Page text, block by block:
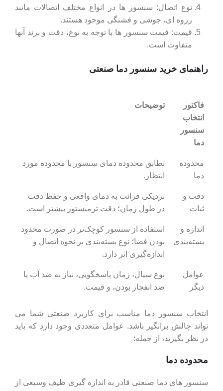
نوع اتصال: سنسور ها در انواع مختلف اتصالات مانند
رزوه ‌ای، جوشی و فشنگی موجود هستند.
قیمت: قیمت سنسور ها با توجه به نوع، دقت و برند آنها
متفاوت است.
راهنمای خرید سنسور دما صنعتی
فاکتور
انتخاب
سنسور
دما
توضیحات
محدوده
دما
تطابق محدوده دمای سنسور با محدوده مورد
انتظار.
دقت و
ثبات
نزدیکی قرائت به دمای واقعی و حفظ دقت
در طول زمان؛ دقت ترمیستور بیشتر است.
اندازه و
بسته‌بندی
استفاده از سنسور کوچک‌تر در صورت محدود
بودن فضا؛ نوع بسته‌بندی بر نحوه اتصال و
اندازه‌گیری اثر دارد.
عوامل
دیگر
نوع سیال، زمان پاسخگویی، نیاز به ضد آب یا
ضد انفجار بودن، و قیمت.
انتخاب سنسور دما مناسب برای کاربرد صنعتی شما می
تواند چالش برانگیز باشد. عوامل متعددی وجود دارد که باید
در نظر بگیرید، از جمله:
محدوده دما
سنسور های دما صنعتی قادر به اندازه گیری طیف وسیعی از